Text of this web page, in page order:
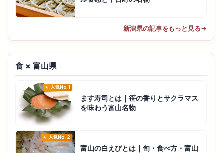
新潟県の記事をもっと見る→
食 × 富山県
人気No.1
ます寿司とは｜笹の香りとサクラマス
を味わう富山名物
人気No.2
富山の白えびとは｜旬・食べ方・富山